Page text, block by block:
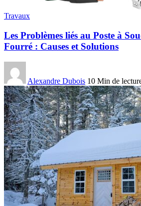
Travaux
Les Problèmes liés au Poste à
Fourré : Causes et Solutions
Alexandre Dubois 10 Min de